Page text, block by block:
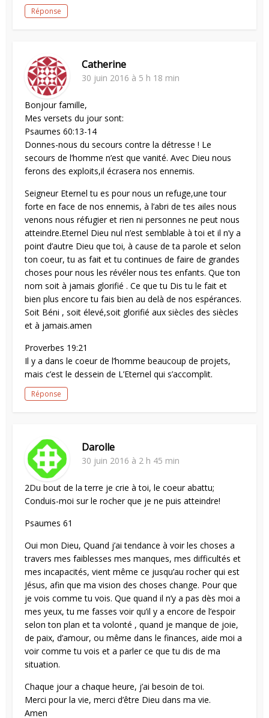
Réponse
Catherine
30 juin 2016 à 5 h 18 min
Bonjour famille,
Mes versets du jour sont:
Psaumes 60:13-14
Donnes-nous du secours contre la détresse ! Le
secours de l’homme n’est que vanité. Avec Dieu nous
ferons des exploits,il écrasera nos ennemis.
Seigneur Eternel tu es pour nous un refuge,une tour
forte en face de nos ennemis, à l’abri de tes ailes nous
venons nous réfugier et rien ni personnes ne peut nous
atteindre.Eternel Dieu nul n’est semblable à toi et il n’y a
point d’autre Dieu que toi, à cause de ta parole et selon
ton coeur, tu as fait et tu continues de faire de grandes
choses pour nous les révéler nous tes enfants. Que ton
nom soit à jamais glorifié . Ce que tu Dis tu le fait et
bien plus encore tu fais bien au delà de nos espérances.
Soit Béni , soit élevé,soit glorifié aux siècles des siècles
et à jamais.amen
Proverbes 19:21
Il y a dans le coeur de l’homme beaucoup de projets,
mais c’est le dessein de L’Eternel qui s’accomplit.
Réponse
Darolle
30 juin 2016 à 2 h 45 min
2Du bout de la terre je crie à toi, le coeur abattu;
Conduis-moi sur le rocher que je ne puis atteindre!
Psaumes 61
Oui mon Dieu, Quand j’ai tendance à voir les choses a
travers mes faiblesses mes manques, mes difficultés et
mes incapacités, vient même ce jusqu’au rocher qui est
Jésus, afin que ma vision des choses change. Pour que
je vois comme tu vois. Que quand il n’y a pas dès moi a
mes yeux, tu me fasses voir qu’il y a encore de l’espoir
selon ton plan et ta volonté , quand je manque de joie,
de paix, d’amour, ou même dans le finances, aide moi a
voir comme tu vois et a parler ce que tu dis de ma
situation.
Chaque jour a chaque heure, j’ai besoin de toi.
Merci pour la vie, merci d’être Dieu dans ma vie.
Amen